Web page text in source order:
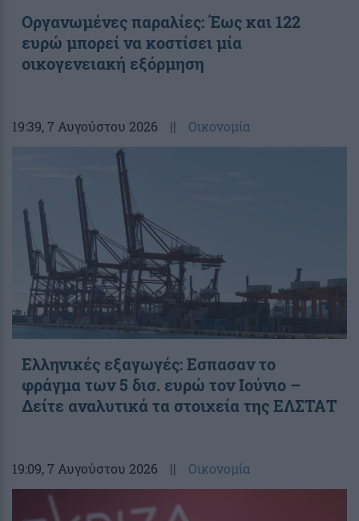
Οργανωμένες παραλίες: Έως και 122
ευρώ μπορεί να κοστίσει μία
οικογενειακή εξόρμηση
19:39, 7 Αυγούστου 2026 || Οικονομία
Ελληνικές εξαγωγές: Εσπασαν το
φράγμα των 5 δισ. ευρώ τον Ιούνιο –
Δείτε αναλυτικά τα στοιχεία της ΕΛΣΤΑΤ
19:09, 7 Αυγούστου 2026 || Οικονομία